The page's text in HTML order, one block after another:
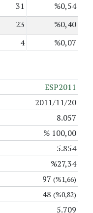
31
%0,54
23
%0,40
4 %0,07
ESP2011
2011/11/20
8.057
% 100,00
5.854
%27,34
97 (%1,66)
48 (%0,82)
5.709